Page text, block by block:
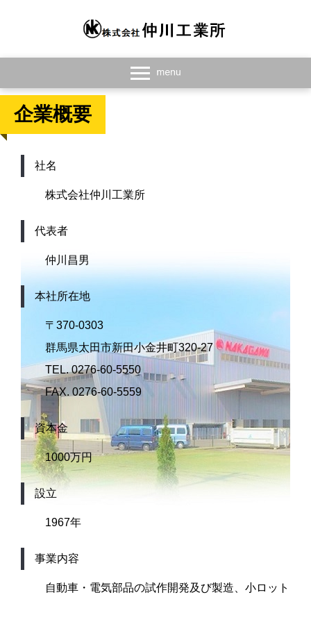
企業概要
社名
株式会社仲川工業所
代表者
仲川昌男
本社所在地
〒370-0303
群馬県太田市新田小金井町320-27
TEL. 0276-60-5550
FAX. 0276-60-5559
資本金
1000万円
設立
1967年
事業内容
自動車・電気部品の試作開発及び製造、小ロット